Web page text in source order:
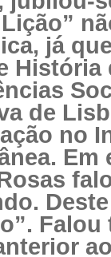
já
de
no
Em
Falou